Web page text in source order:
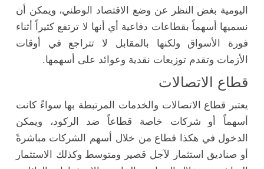
اليومية بغض النظر عن وضع الاقتصاد الوطني، ويمكن أن
نسميها أسهماً بقطاعات دفاعية أي أنها لا ترتفع كثيراً أثناء
فورة الأسواق ولكنها بالمقابل لا تتراجع في أوقات
الأزمات وتقدم توزيعات نقدية وعوائد على أسهمها.
قطاع الاتصالات
يعتبر قطاع الاتصالات والخدمات المرتبطة بها سواءً كانت
أسهماً أو شركات خاصة قطاعاً ضد الركود، ويمكن
الدخول في هكذا قطاع من خلال أسهم الشركات مباشرةً
أو صناديق استثمار لآجل قصير ومتوسط وكذلك الاستثمار